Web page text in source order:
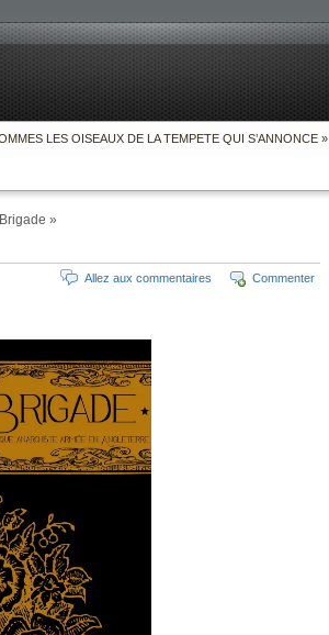
LES OISEAUX DE LA TEMPETE QUI S’ANNONCE »
»
Commenter
Allez aux commentaires